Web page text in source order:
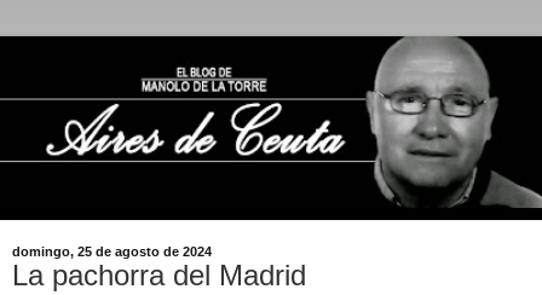
domingo, 25 de agosto de 2024
La pachorra del Madrid